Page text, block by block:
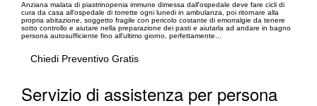
Anziana malata di piastrinopenia immune dimessa dall'ospedale deve fare cicli di
cura da casa all'ospedale di torrette ogni lunedi in ambulanza, poi ritornare alla
propria abitazione, soggetto fragile con pericolo costante di emorralgie da tenere
sotto controllo e aiutare nella preparazione dei pasti e aiutarla ad andare in bagno
persona autosufficiente fino all'ultimo giorno, perfettamente...
Chiedi Preventivo Gratis
Servizio di assistenza per persona